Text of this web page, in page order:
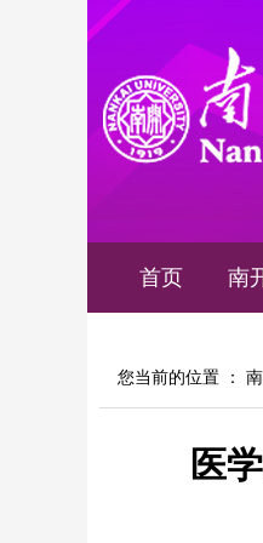
首页 南
您当前的位置 ：
医